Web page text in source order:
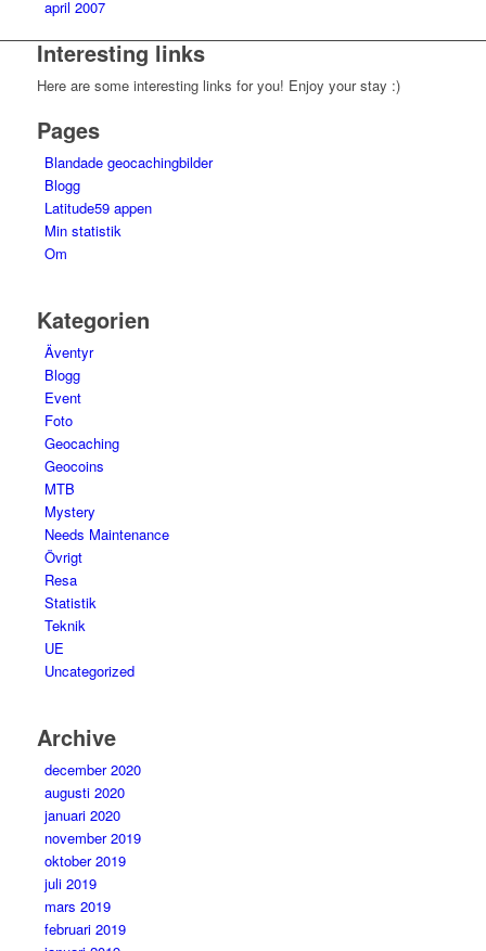
april 2007
Interesting links
Here are some interesting links for you! Enjoy your stay :)
Pages
Blandade geocachingbilder
Blogg
Latitude59 appen
Min statistik
Om
Kategorien
Äventyr
Blogg
Event
Foto
Geocaching
Geocoins
MTB
Mystery
Needs Maintenance
Övrigt
Resa
Statistik
Teknik
UE
Uncategorized
Archive
december 2020
augusti 2020
januari 2020
november 2019
oktober 2019
juli 2019
mars 2019
februari 2019